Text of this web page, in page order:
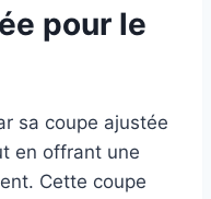
pour le
sa coupe ajustée
en offrant une
Cette coupe